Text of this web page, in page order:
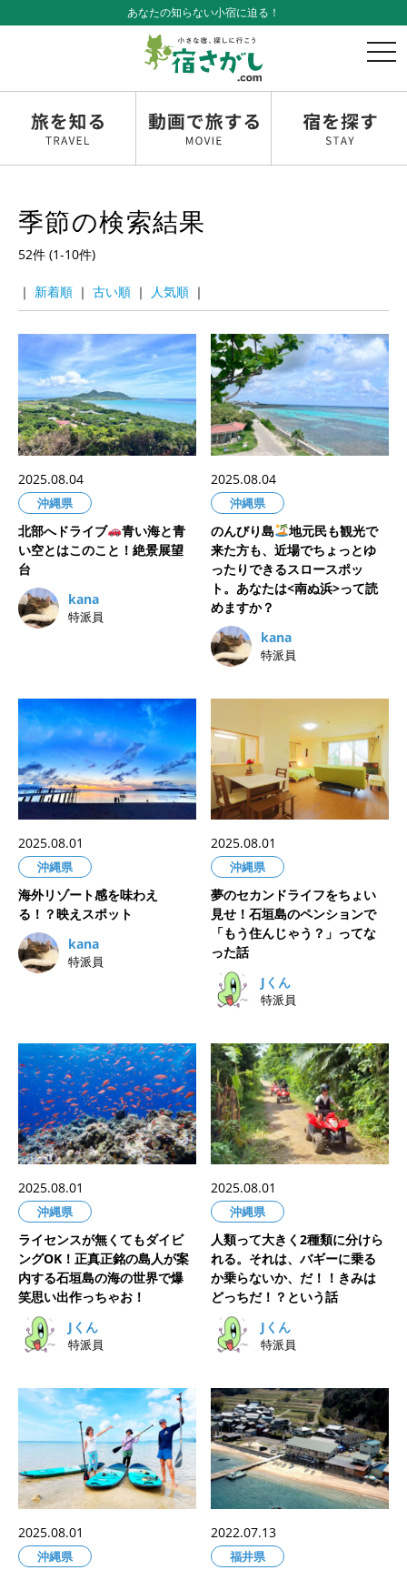
あなたの知らない小宿に迫る！
t
g
l
n
n
季節の検索結果
52件 (1-10件)
｜ ｜ ｜ ｜
2025.08.04
沖縄県
北部へドライブ
青い海と青
い空とはこのこと！絶景展望
台
kana
特派員
2025.08.04
沖縄県
のんびり島
‍地元民も観光で
来た方も、近場でちょっとゆ
ったりできるスロースポッ
ト。あなたは<南ぬ浜>って読
めますか？
kana
特派員
2025.08.01
沖縄県
海外リゾート感を味わえ
る！？映えスポット
kana
特派員
2025.08.01
沖縄県
夢のセカンドライフをちょい
見せ！石垣島のペンションで
「もう住んじゃう？」ってな
った話
Jくん
特派員
2025.08.01
沖縄県
ライセンスが無くてもダイビ
ングOK！正真正銘の島人が案
内する石垣島の海の世界で爆
笑思い出作っちゃお！
Jくん
特派員
2025.08.01
沖縄県
人類って大きく2種類に分けら
れる。それは、バギーに乗る
か乗らないか、だ！！きみは
どっちだ！？という話
Jくん
特派員
2025.08.01
沖縄県
2022.07.13
福井県